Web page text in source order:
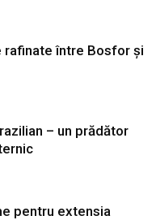
rafinate între Bosfor și
– un prădător
pentru extensia